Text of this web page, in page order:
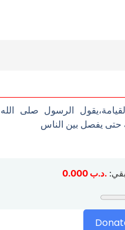
الرسول صلى
يفصل بين الناس
.د.ب 0.000